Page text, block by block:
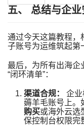
五、 总结与企业
通过今天这篇教程，
子账号为运维筑起第
最后，为所有出海企
“闭环清单”：
渠道合规：
企
薅羊毛账号上。
购买或海外云选
保控制台权限完